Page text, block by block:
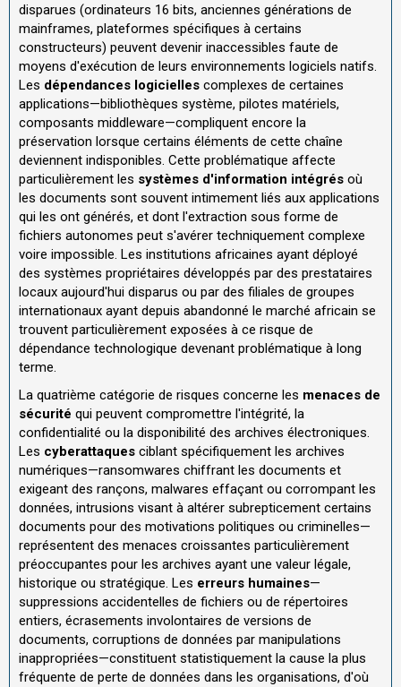
disparues (ordinateurs 16 bits, anciennes générations de
mainframes, plateformes spécifiques à certains
constructeurs) peuvent devenir inaccessibles faute de
moyens d'exécution de leurs environnements logiciels natifs.
Les dépendances logicielles complexes de certaines
applications—bibliothèques système, pilotes matériels,
composants middleware—compliquent encore la
préservation lorsque certains éléments de cette chaîne
deviennent indisponibles. Cette problématique affecte
particulièrement les systèmes d'information intégrés où
les documents sont souvent intimement liés aux applications
qui les ont générés, et dont l'extraction sous forme de
fichiers autonomes peut s'avérer techniquement complexe
voire impossible. Les institutions africaines ayant déployé
des systèmes propriétaires développés par des prestataires
locaux aujourd'hui disparus ou par des filiales de groupes
internationaux ayant depuis abandonné le marché africain se
trouvent particulièrement exposées à ce risque de
dépendance technologique devenant problématique à long
terme.
La quatrième catégorie de risques concerne les menaces de
sécurité qui peuvent compromettre l'intégrité, la
confidentialité ou la disponibilité des archives électroniques.
Les cyberattaques ciblant spécifiquement les archives
numériques—ransomwares chiffrant les documents et
exigeant des rançons, malwares effaçant ou corrompant les
données, intrusions visant à altérer subrepticement certains
documents pour des motivations politiques ou criminelles—
représentent des menaces croissantes particulièrement
préoccupantes pour les archives ayant une valeur légale,
historique ou stratégique. Les erreurs humaines—
suppressions accidentelles de fichiers ou de répertoires
entiers, écrasements involontaires de versions de
documents, corruptions de données par manipulations
inappropriées—constituent statistiquement la cause la plus
fréquente de perte de données dans les organisations, d'où